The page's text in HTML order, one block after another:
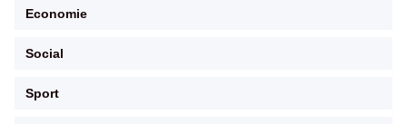
Economie
Social
Sport